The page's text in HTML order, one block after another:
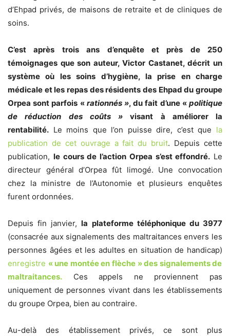
d’Ehpad privés, de maisons de retraite et de cliniques de
soins.
C’est après trois ans d’enquête et près de 250
témoignages que son auteur, Victor Castanet, décrit un
système où les soins d’hygiène, la prise en charge
médicale et les repas des résidents des Ehpad du groupe
Orpea sont parfois « rationnés », du fait d’une «politique
de réduction des coûts »visant à améliorer la
rentabilité. Le moins que l’on puisse dire, c’est que la
publication de cet ouvrage a fait du bruit. Depuis cette
publication, le cours de l’action Orpea s’est effondré. Le
directeur général d’Orpea fût limogé. Une convocation
chez la ministre de l’Autonomie et plusieurs enquêtes
furent ordonnées.
Depuis fin janvier,la plateforme téléphonique du 3977
(consacrée aux signalements des maltraitances envers les
personnes âgées et les adultes en situation de handicap)
enregistre « une montée en flèche » des signalements de
maltraitances. Ces appels ne proviennent pas
uniquement de personnes vivant dans les établissements
du groupe Orpea, bien au contraire.
Au-delà des établissement privés, ce sont plus